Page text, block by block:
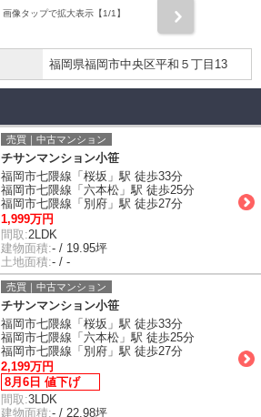
画像タップで拡大表示【1/1】
福岡県福岡市中央区平和５丁目13
売買｜中古マンション
チサンマンション小笹
福岡市七隈線「桜坂」駅 徒歩33分
福岡市七隈線「六本松」駅 徒歩25分
福岡市七隈線「別府」駅 徒歩27分
1,999万円
間取:2LDK
建物面積:- / 19.95坪
土地面積:- / -
売買｜中古マンション
チサンマンション小笹
福岡市七隈線「桜坂」駅 徒歩33分
福岡市七隈線「六本松」駅 徒歩25分
福岡市七隈線「別府」駅 徒歩27分
2,199万円
8月6日 値下げ
間取:3LDK
建物面積:- / 22.98坪